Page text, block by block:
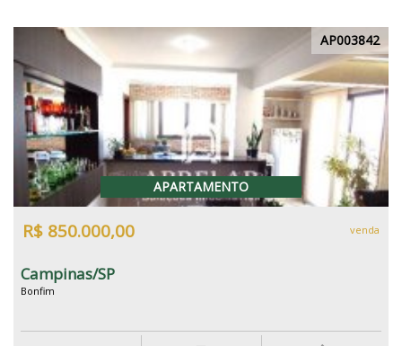
AP003842
APARTAMENTO
R$ 850.000,00 venda
Campinas/SP
Bonfim